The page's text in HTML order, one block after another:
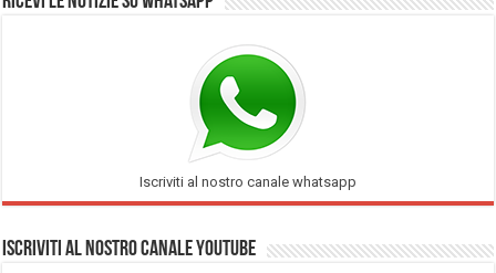
Iscriviti al nostro canale whatsapp
Iscriviti al nostro Canale Youtube